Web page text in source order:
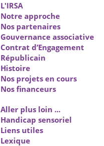
L'IRSA
Notre approche
Nos partenaires
Gouvernance associative
Contrat d’Engagement
Républicain
Histoire
Nos projets en cours
Nos financeurs
Aller plus loin ...
Handicap sensoriel
Liens utiles
Lexique